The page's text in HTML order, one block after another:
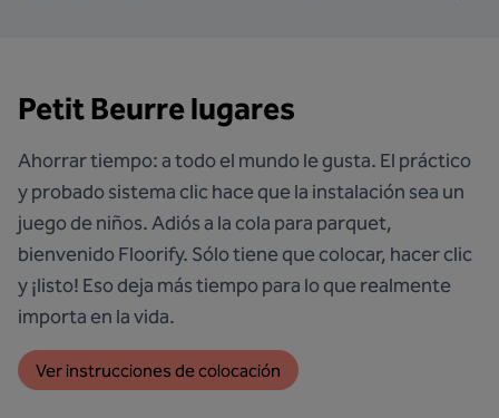
Petit Beurre lugares
Ahorrar tiempo: a todo el mundo le gusta. El práctico
y probado sistema clic hace que la instalación sea un
juego de niños. Adiós a la cola para parquet,
bienvenido Floorify. Sólo tiene que colocar, hacer clic
y ¡listo! Eso deja más tiempo para lo que realmente
importa en la vida.
Ver instrucciones de colocación